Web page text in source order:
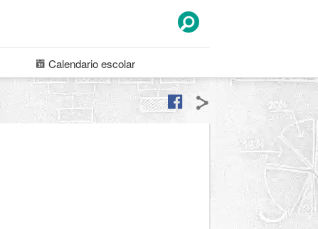
Calendarioescolar